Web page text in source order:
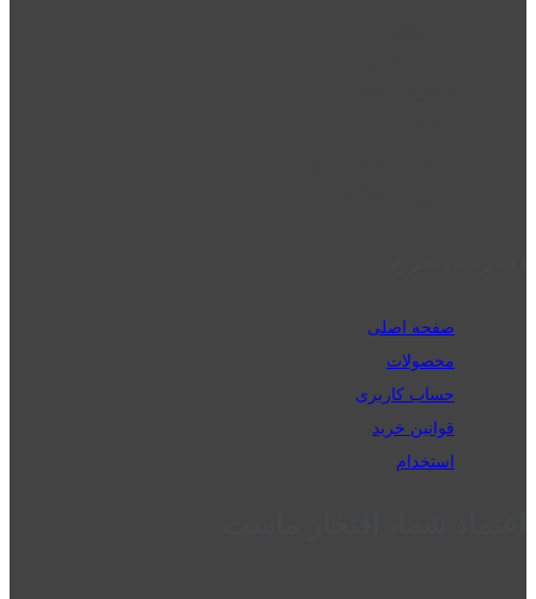
صفحه اصلی
محصولات
حساب کاربری
قوانین خرید
استخدام